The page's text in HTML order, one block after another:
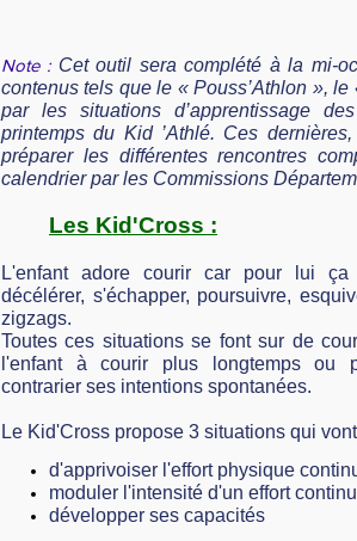
Note : Cet outil sera complété à la mi-
contenus tels que le « Pouss’Athlon », le
par les situations d’apprentissage
printemps du Kid ’Athlé. Ces
préparer les différentes rencontres
calendrier par les Commissions
Les Kid'Cross :
L'enfant adore courir car pour lui
décélérer, s'échapper, poursuivre,
zigzags.
Toutes ces situations se font sur de
l'enfant à courir plus longtemps ou
contrarier ses intentions spontanées.
Le Kid'Cross propose 3 situations qui
d'apprivoiser l'effort physique
moduler l'intensité d'un effort
développer ses capacités